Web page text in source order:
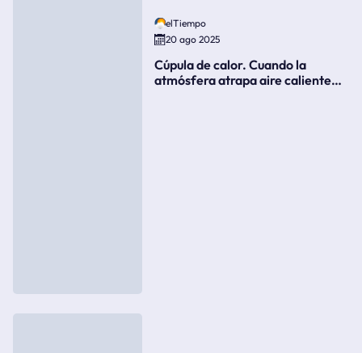
elTiempo
20 ago 2025
Cúpula de calor. Cuando la
atmósfera atrapa aire caliente